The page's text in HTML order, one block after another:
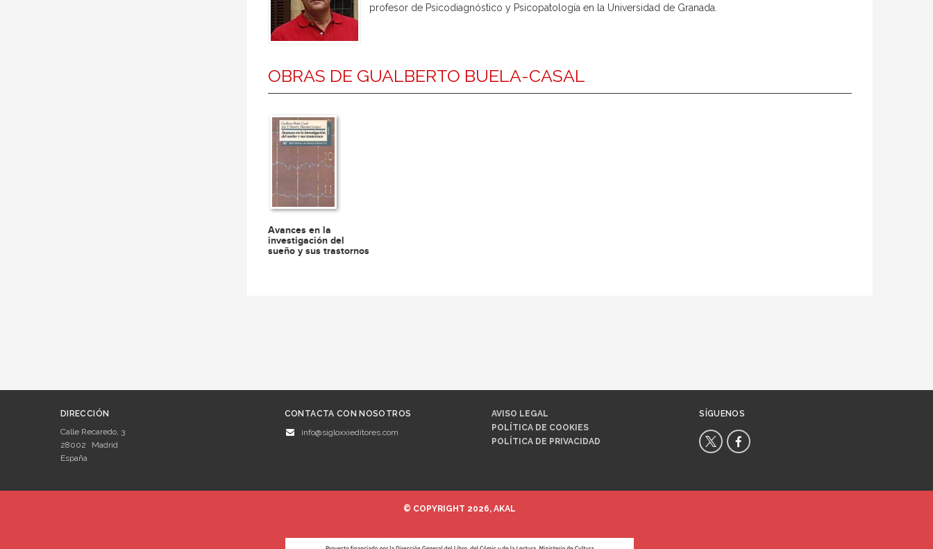
profesor de Psicodiagnóstico y Psicopatología en la Universidad de Granada.
OBRAS DE GUALBERTO BUELA-CASAL
Avances en la
investigación del
sueño y sus trastornos
DIRECCIÓN
Calle Recaredo, 3
28002
Madrid
España
CONTACTA CON NOSOTROS
info@sigloxxieditores.com
AVISO LEGAL
POLÍTICA DE COOKIES
POLÍTICA DE PRIVACIDAD
SÍGUENOS
© COPYRIGHT 2026, AKAL